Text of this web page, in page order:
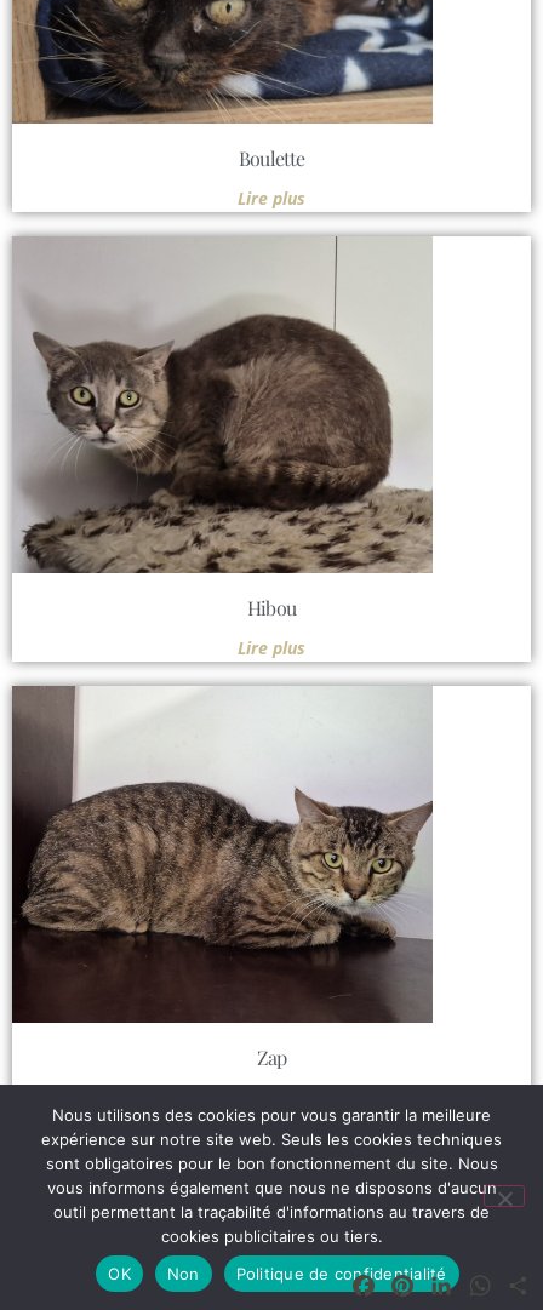
Boulette
Lire plus
Hibou
Lire plus
Zap
Facebook
PinterestLinkedIn
Nous utilisons des cookies pour vous garantir la meilleure
expérience sur notre site web. Seuls les cookies techniques
sont obligatoires pour le bon fonctionnement du site. Nous
vous informons également que nous ne disposons d'aucun
outil permettant la traçabilité d'informations au travers de
cookies publicitaires ou tiers.
OK
Non Politique de confidentialité